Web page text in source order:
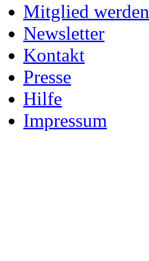
Mitglied werden
Newsletter
Kontakt
Presse
Hilfe
Impressum